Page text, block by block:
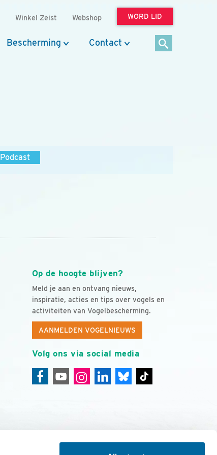
Winkel Zeist Webshop WORD LID
Bescherming Contact
Podcast
Op de hoogte blijven?
Meld je aan en ontvang nieuws,
inspiratie, acties en tips over vogels en
activiteiten van Vogelbescherming.
AANMELDEN VOGELNIEUWS
Volg ons via social media